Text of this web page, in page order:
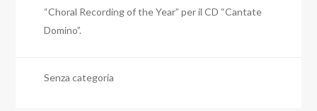
“Choral Recording of the Year” per il CD “Cantate
Domino”.
Senza categoria